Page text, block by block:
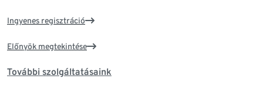
Ingyenes regisztráció
Előnyök megtekintése
További szolgáltatásaink